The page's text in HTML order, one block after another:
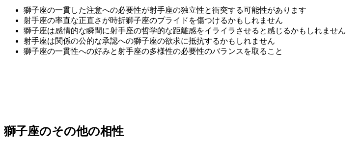
獅子座の一貫した注意への必要性が射手座の独立性と衝突する可能性があります
射手座の率直な正直さが時折獅子座のプライドを傷つけるかもしれません
獅子座は感情的な瞬間に射手座の哲学的な距離感をイライラさせると感じるかもしれません
射手座は関係の公的な承認への獅子座の欲求に抵抗するかもしれません
獅子座の一貫性への好みと射手座の多様性の必要性のバランスを取ること
獅子座のその他の相性